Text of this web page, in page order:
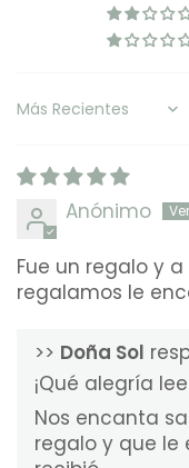
Sort by
Anónimo
Fue un regalo y
regalamos le
>> Doña Sol
¡Qué alegría
Nos encanta
regalo y que le